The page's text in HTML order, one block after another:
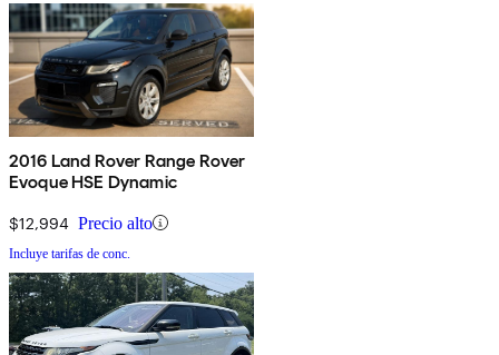
2016 Land Rover Range Rover
Evoque HSE Dynamic
$12,994 Precio alto
Incluye tarifas de conc.